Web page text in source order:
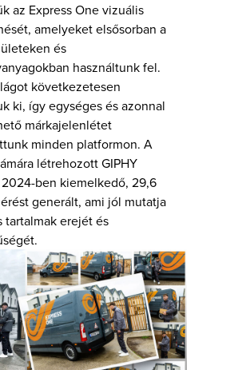
az Express One vizuális
amelyeket elsősorban a
és
használtunk fel.
következetesen
ki, így egységes és azonnal
márkajelenlétet
minden platformon. A
létrehozott GIPHY
ben kiemelkedő, 29,6
generált, ami jól mutatja
tartalmak erejét és